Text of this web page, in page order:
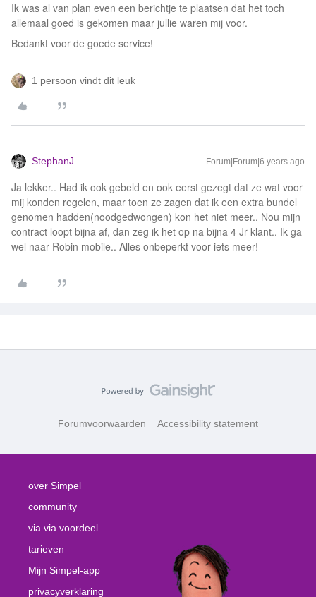
Ik was al van plan even een berichtje te plaatsen dat het toch
allemaal goed is gekomen maar jullie waren mij voor.
Bedankt voor de goede service!
1 persoon vindt dit leuk
StephanJ Forum|Forum|6 years ago
Ja lekker.. Had ik ook gebeld en ook eerst gezegt dat ze wat voor
mij konden regelen, maar toen ze zagen dat ik een extra bundel
genomen hadden(noodgedwongen) kon het niet meer.. Nou mijn
contract loopt bijna af, dan zeg ik het op na bijna 4 Jr klant.. Ik ga
wel naar Robin mobile.. Alles onbeperkt voor iets meer!
Forumvoorwaarden Accessibility statement
over Simpel
community
via via voordeel
tarieven
Mijn Simpel-app
privacyverklaring